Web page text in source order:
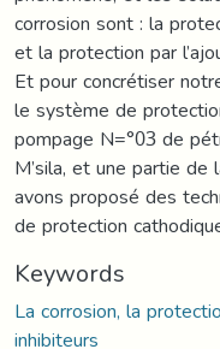
corrosion sont : la
et la protection par
Et pour concrétiser
le système de
pompage N=°03 de
M’sila, et une partie de
avons proposé des
de protection
Keywords
La corrosion, la
inhibiteurs